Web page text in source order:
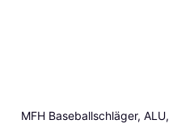
MFH Baseballschläger, ALU,